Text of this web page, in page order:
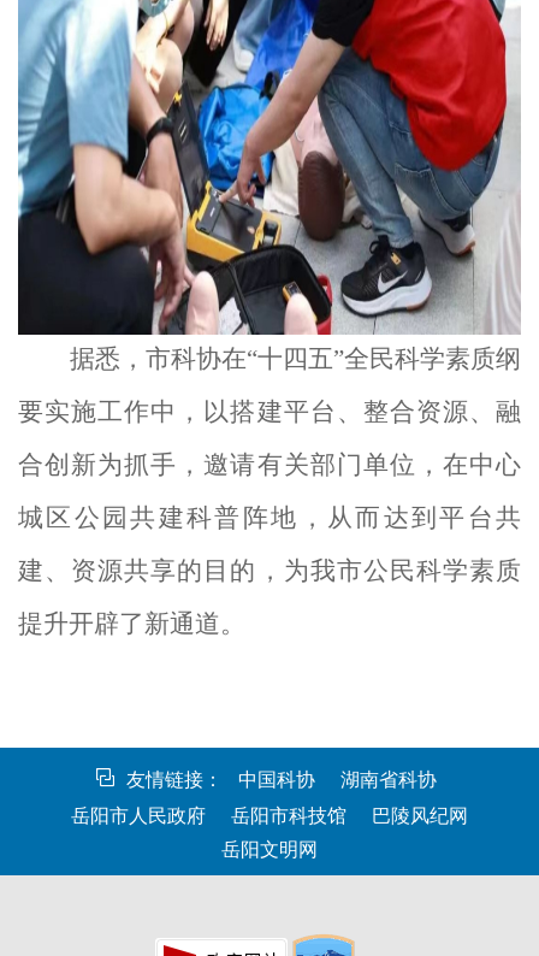
据悉，市科协在“十四五”全民科学素质纲
要实施工作中，以搭建平台、整合资源、融
合创新为抓手，邀请有关部门单位，在中心
城区公园共建科普阵地，从而达到平台共
建、资源共享的目的 ， 为我市公民科学素质
提升开辟了新通道。
友情链接： 中国科协
湖南省科协
岳阳市人民政府
岳阳市科技馆
巴陵风纪网
岳阳文明网